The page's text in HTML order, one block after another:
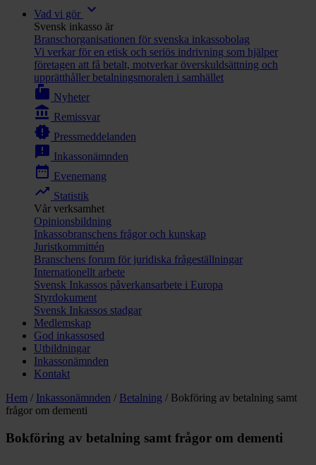
Vad vi gör expand_more
Svensk inkasso är
Branschorganisationen för svenska inkassobolag
Vi verkar för en etisk och seriös indrivning som hjälper
företagen att få betalt, motverkar överskuldsättning och
upprätthåller betalningsmoralen i samhället
markunread_mailbox Nyheter
account_balance Remissvar
new_releases Pressmeddelanden
announcement Inkassonämnden
date_range Evenemang
trending_up Statistik
Vår verksamhet
Opinionsbildning
Inkassobranschens frågor och kunskap
Juristkommittén
Branschens forum för juridiska frågeställningar
Internationellt arbete
Svensk Inkassos påverkansarbete i Europa
Styrdokument
Svensk Inkassos stadgar
Medlemskap
God inkassosed
Utbildningar
Inkassonämnden
Kontakt
Hem / Inkassonämnden / Betalning / Bokföring av betalning samt
frågor om dementi
Bokföring av betalning samt frågor om dementi